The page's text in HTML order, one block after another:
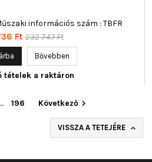
információs szám : TBFR
Ft Normál
232 747 Ft
Bővebben
tételek a raktáron
… 196 Következő
VISSZA A TETEJÉRE 